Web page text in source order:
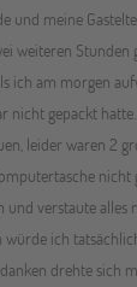
und meine
weiteren
ich am morgen
nicht gepackt
leider waren 2
und verstaute alles
ich
drehte sich